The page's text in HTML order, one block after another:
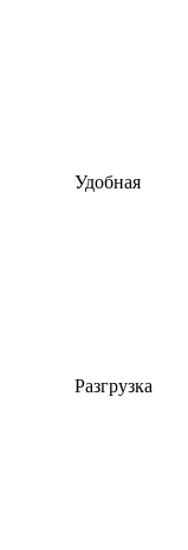
Удобная
Разгрузка